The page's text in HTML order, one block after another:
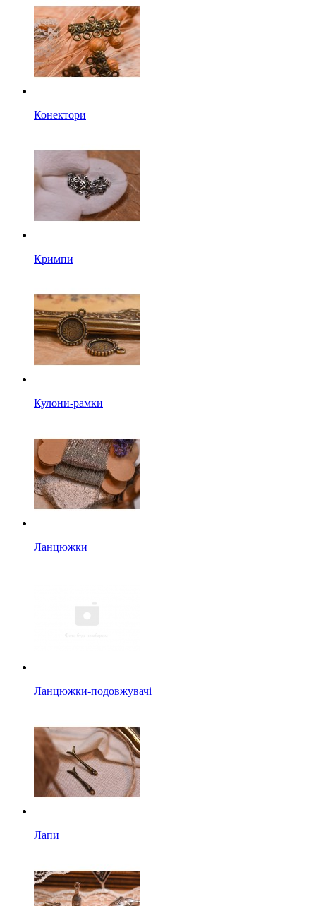
Конектори
Кримпи
Кулони-рамки
Ланцюжки
Ланцюжки-подовжувачі
Лапи